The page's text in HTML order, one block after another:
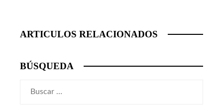
ARTICULOS RELACIONADOS
BÚSQUEDA